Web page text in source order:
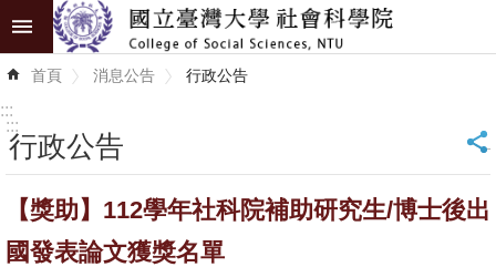
跳到主要內容區塊
進
階
識
學
首頁 消息公告 行政公告
:::
:::
行政公告 _
【獎助】112學年社科院補助研究生/博士後出
國發表論文獲獎名單